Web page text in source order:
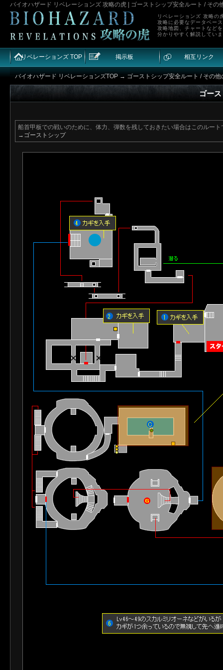
バイオハザード リベレーションズ 攻略の虎 | ゴーストシップ安全ルート / その
リベレーションズ 攻略の
攻略に必要なデータベー
攻略地図、チャートなど
分かりやすく解説してい
バイオハザード リベレーションズTOP → ゴーストシップ安全ルート / その他
ゴー
船首甲板での戦いのために、体力、弾数を残しておきたい場合はこのルー
→ゴーストシップ
リベレーションズ TOP 掲示板 相互リンク